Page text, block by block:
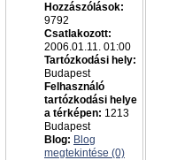
Hozzászólások:
9792
Csatlakozott:
2006.01.11. 01:00
Tartózkodási hely:
Budapest
Felhasználó
tartózkodási helye
a térképen: 1213
Budapest
Blog: Blog
megtekintése (0)